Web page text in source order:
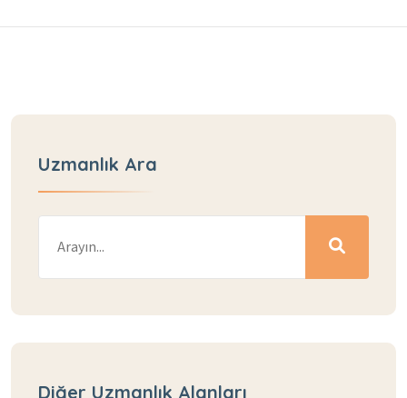
Uzmanlık Ara
Diğer Uzmanlık Alanları